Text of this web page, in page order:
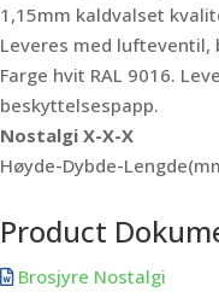
1,15mm kaldvalset
Leveres med lufteventil,
Farge hvit RAL 9016.
beskyttelsespapp.
Nostalgi X-X-X
Høyde-Dybde-
Product
 Brosjyre Nostalgi